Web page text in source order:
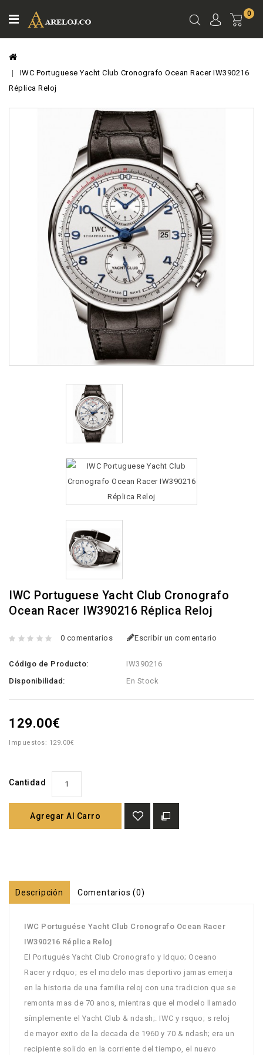
0
IWC Portuguese Yacht Club Cronografo Ocean Racer IW390216
Réplica Reloj
IWC Portuguese Yacht Club Cronografo
Ocean Racer IW390216 Réplica Reloj
0 comentarios Escribir un comentario
Código de Producto:
IW390216
Disponibilidad:
En Stock
129.00€
Impuestos: 129.00€
Cantidad
Agregar Al Carro
Descripción Comentarios (0)
IWC Portuguése Yacht Club Cronografo Ocean Racer
IW390216 Réplica Reloj
El Portugués Yacht Club Cronografo y ldquo; Oceano
Racer y rdquo; es el modelo mas deportivo jamas emerja
en la historia de una familia reloj con una tradicion que se
remonta mas de 70 anos, mientras que el modelo llamado
símplemente el Yacht Club & ndash;. IWC y rsquo; s reloj
de mayor exito de la decada de 1960 y 70 & ndash; era un
recipiente solido en la corriente del tiempo, el nuevo